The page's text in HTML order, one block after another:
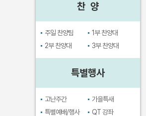
찬 양
주일 찬양팀
1부 찬양대
2부 찬양대
3부 찬양대
특별행사
고난주간
가을특새
특별예배/행사
QT 강좌